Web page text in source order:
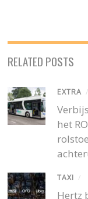
RELATED POSTS
EXTRA /
het
TAXI /
Hertz